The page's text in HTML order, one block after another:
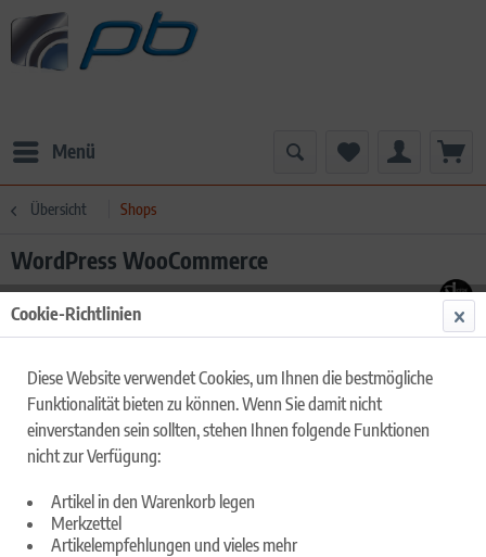
Menü
Übersicht Shops
WordPress WooCommerce
Cookie-Richtlinien
Diese Website verwendet Cookies, um Ihnen die bestmögliche
Funktionalität bieten zu können. Wenn Sie damit nicht
einverstanden sein sollten, stehen Ihnen folgende Funktionen
nicht zur Verfügung:
Artikel in den Warenkorb legen
Merkzettel
Artikelempfehlungen und vieles mehr